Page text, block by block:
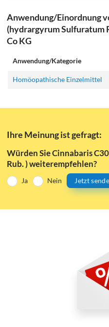
Anwendung/Einordnung
(hydrargyrum Sulfuratum
Co KG
Anwendung/Kategorie
Homöopathische Einzelmittel
Ihre Meinung ist gefragt:
Würden Sie Cinnabaris
Rub. ) weiterempfehlen?
Ja Nein Jetzt